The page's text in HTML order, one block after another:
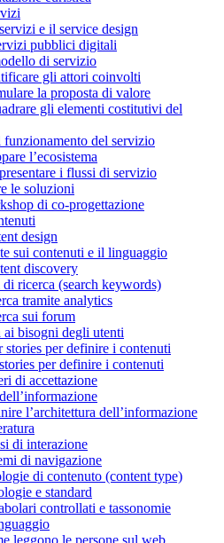
e il service design
pubblici digitali
di servizio
gli attori coinvolti
la proposta di valore
gli elementi costitutivi del
del servizio
l’ecosistema
i flussi di servizio
le soluzioni
di co-progettazione
design
sui contenuti e il linguaggio
discovery
ricerca (search keywords)
tramite analytics
sui forum
bisogni degli utenti
stories per definire i contenuti
per definire i contenuti
di accettazione
l’architettura dell’informazione
di interazione
di navigazione
di contenuto (content type)
e standard
controllati e tassonomie
leggono le persone sul web